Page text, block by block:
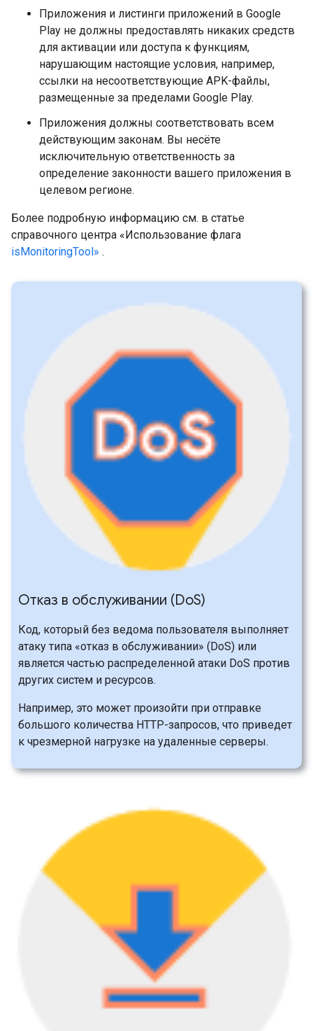
Приложения и листинги приложений в Google
Play не должны предоставлять никаких средств
для активации или доступа к функциям,
нарушающим настоящие условия, например,
ссылки на несоответствующие APK-файлы,
размещенные за пределами Google Play.
Приложения должны соответствовать всем
действующим законам. Вы несёте
исключительную ответственность за
определение законности вашего приложения в
целевом регионе.
Более подробную информацию см. в статье
справочного центра «Использование флага
isMonitoringTool» .
Отказ в обслуживании (DoS)
Код, который без ведома пользователя выполняет
атаку типа «отказ в обслуживании» (DoS) или
является частью распределенной атаки DoS против
других систем и ресурсов.
Например, это может произойти при отправке
большого количества HTTP-запросов, что приведет
к чрезмерной нагрузке на удаленные серверы.